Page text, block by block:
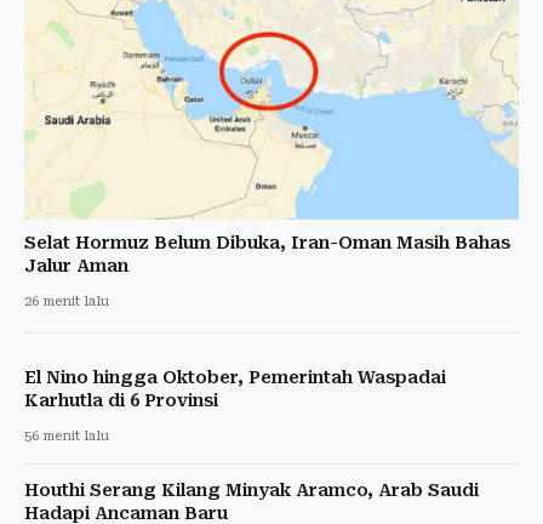
Selat Hormuz Belum Dibuka, Iran-Oman Masih Bahas
Jalur Aman
26 menit lalu
El Nino hingga Oktober, Pemerintah Waspadai
Karhutla di 6 Provinsi
56 menit lalu
Houthi Serang Kilang Minyak Aramco, Arab Saudi
Hadapi Ancaman Baru